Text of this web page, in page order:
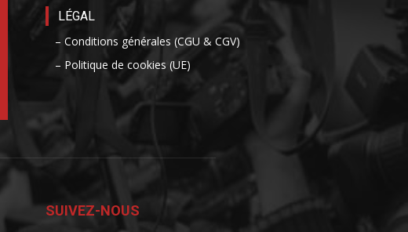
LÉGAL
– Conditions générales (CGU & CGV)
– Politique de cookies (UE)
SUIVEZ-NOUS